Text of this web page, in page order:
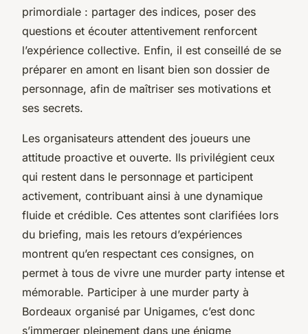
primordiale : partager des indices, poser des
questions et écouter attentivement renforcent
l’expérience collective. Enfin, il est conseillé de se
préparer en amont en lisant bien son dossier de
personnage, afin de maîtriser ses motivations et
ses secrets.
Les organisateurs attendent des joueurs une
attitude proactive et ouverte. Ils privilégient ceux
qui restent dans le personnage et participent
activement, contribuant ainsi à une dynamique
fluide et crédible. Ces attentes sont clarifiées lors
du briefing, mais les retours d’expériences
montrent qu’en respectant ces consignes, on
permet à tous de vivre une murder party intense et
mémorable. Participer à une murder party à
Bordeaux organisé par Unigames, c’est donc
s’immerger pleinement dans une énigme